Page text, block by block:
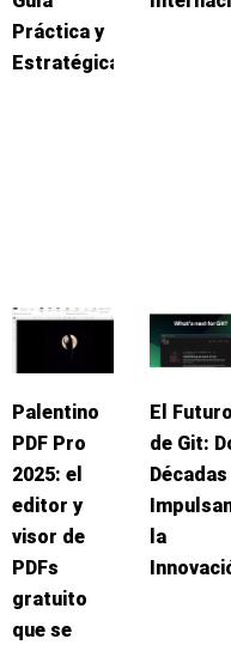
Práctica y
Estratégica
Palentino
PDF Pro
2025: el
editor y
visor de
PDFs
gratuito
que se
El Futuro
de Git:
Décadas
la